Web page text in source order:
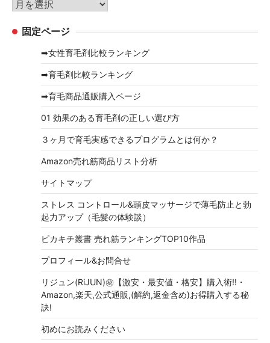
ー
ア
カ 固定ページ
➡女性育毛剤比較ランキング
➡育毛剤比較ランキング
➡育毛商品通販購入ページ
01 効果のある育毛剤の正しい選び方
３ヶ月で育毛実感できるプログラムとは何か？
Amazon売れ筋商品リスト分析
サイトマップ
ストレス コントロール&頭皮マッサージで薄毛防止と勃
起力アップ（毛髪の体験談）
ピカキチ叢書 売れ筋ランキングTOP10作品
プロフィール&お問合せ
リジュン(RiJUN)㊙【激安・最安値・格安】購入術!!・
Amazon,楽天,公式通販,(解約,返金含め)お得購入する秘
訣!
初めにお読みください